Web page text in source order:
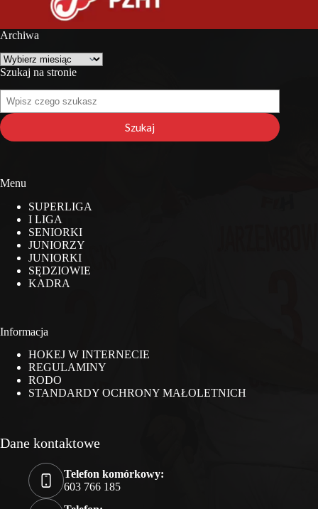
Archiwa
Archiwa
Szukaj na stronie
na
stronie
Szukaj
Menu
SUPERLIGA
I LIGA
SENIORKI
JUNIORZY
JUNIORKI
SĘDZIOWIE
KADRA
Informacja
HOKEJ W INTERNECIE
REGULAMINY
RODO
STANDARDY OCHRONY MAŁOLETNICH
Dane kontaktowe
Telefon komórkowy:
603 766 185